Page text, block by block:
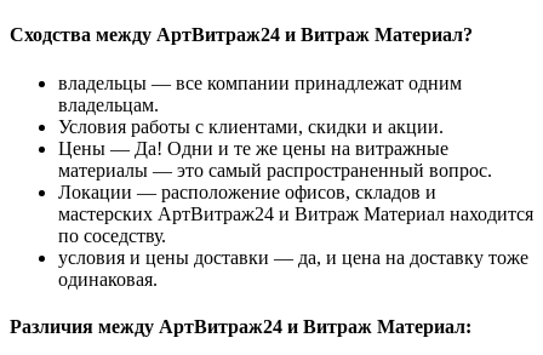
Сходства между АртВитраж24 и Витраж Материал?
владельцы — все компании принадлежат одним
владельцам.
Условия работы с клиентами, скидки и акции.
Цены — Да! Одни и те же цены на витражные
материалы — это самый распространенный вопрос.
Локации — расположение офисов, складов и
мастерских АртВитраж24 и Витраж Материал находится
по соседству.
условия и цены доставки — да, и цена на доставку тоже
одинаковая.
Различия между АртВитраж24 и Витраж Материал: